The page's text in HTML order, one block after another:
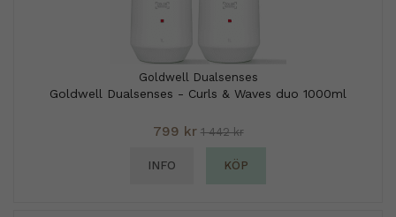
Goldwell Dualsenses
Goldwell Dualsenses - Curls & Waves duo 1000ml
799 kr 1 442 kr
INFO KÖP